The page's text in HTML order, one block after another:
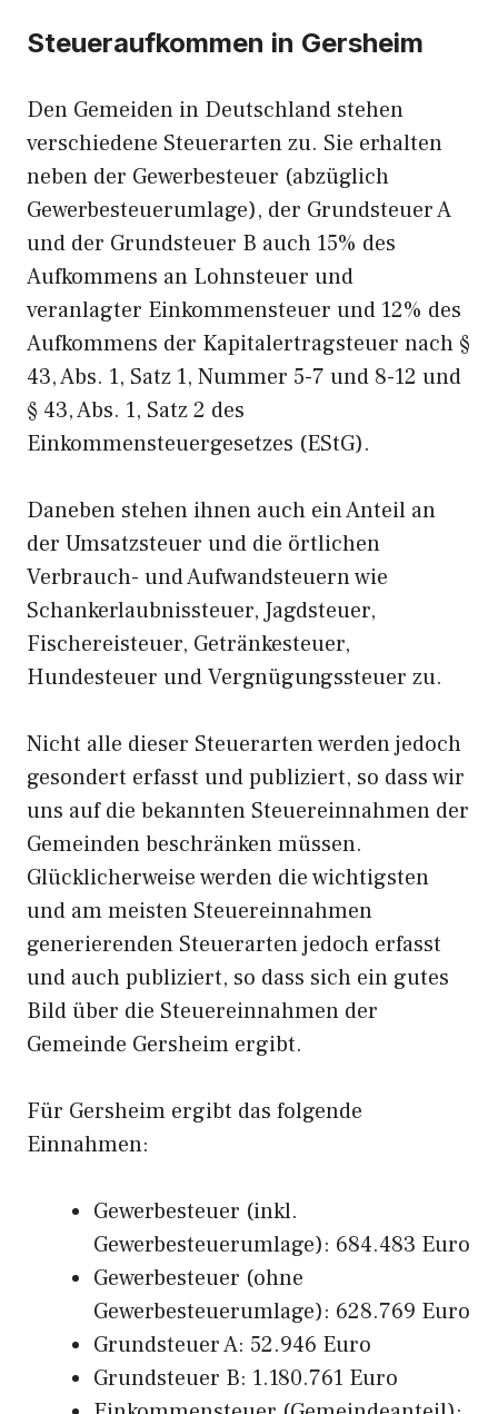
Steueraufkommen in Gersheim
Den Gemeiden in Deutschland stehen
verschiedene Steuerarten zu. Sie erhalten
neben der Gewerbesteuer (abzüglich
Gewerbesteuerumlage), der Grundsteuer A
und der Grundsteuer B auch 15% des
Aufkommens an Lohnsteuer und
veranlagter Einkommensteuer und 12% des
Aufkommens der Kapitalertragsteuer nach §
43, Abs. 1, Satz 1, Nummer 5-7 und 8-12 und
§ 43, Abs. 1, Satz 2 des
Einkommensteuergesetzes (EStG).
Daneben stehen ihnen auch ein Anteil an
der Umsatzsteuer und die örtlichen
Verbrauch- und Aufwandsteuern wie
Schankerlaubnissteuer, Jagdsteuer,
Fischereisteuer, Getränkesteuer,
Hundesteuer und Vergnügungssteuer zu.
Nicht alle dieser Steuerarten werden jedoch
gesondert erfasst und publiziert, so dass wir
uns auf die bekannten Steuereinnahmen der
Gemeinden beschränken müssen.
Glücklicherweise werden die wichtigsten
und am meisten Steuereinnahmen
generierenden Steuerarten jedoch erfasst
und auch publiziert, so dass sich ein gutes
Bild über die Steuereinnahmen der
Gemeinde Gersheim ergibt.
Für Gersheim ergibt das folgende
Einnahmen:
Gewerbesteuer (inkl.
Gewerbesteuerumlage): 684.483 Euro
Gewerbesteuer (ohne
Gewerbesteuerumlage): 628.769 Euro
Grundsteuer A: 52.946 Euro
Grundsteuer B: 1.180.761 Euro